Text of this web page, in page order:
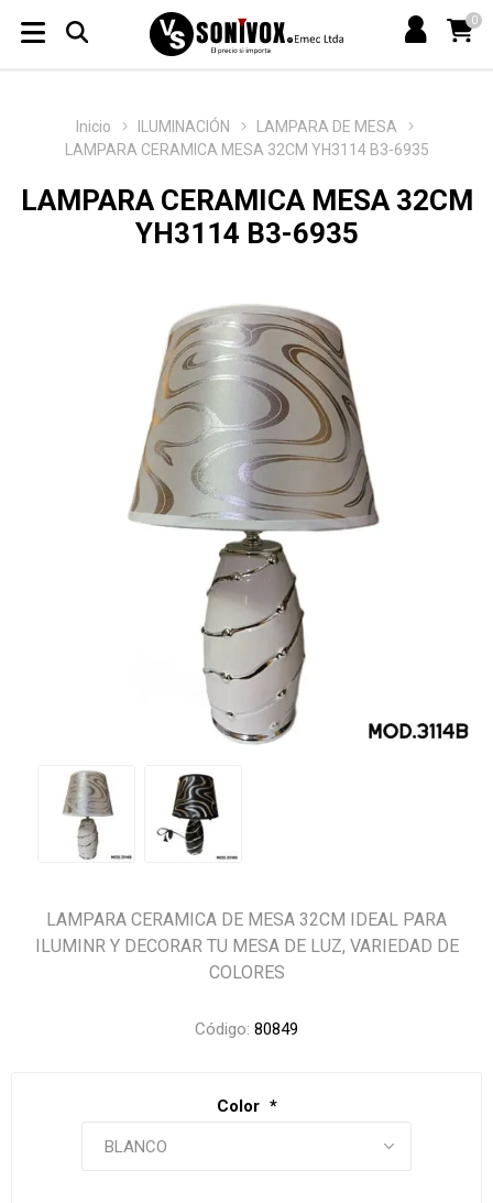
0
Inicio ILUMINACIÓN
LAMPARA DE MESA
LAMPARA CERAMICA MESA 32CM YH3114 B3-6935
LAMPARA CERAMICA MESA 32CM
YH3114 B3-6935
LAMPARA CERAMICA DE MESA 32CM IDEAL PARA
ILUMINR Y DECORAR TU MESA DE LUZ, VARIEDAD DE
COLORES
Código: 80849
Color *